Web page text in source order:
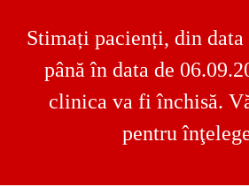
Stimați pacienți, din data
până în data de
clinica va fi închisă.
pentru